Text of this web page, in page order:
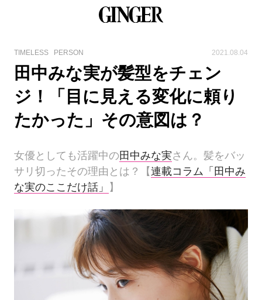
TIMELESS PERSON 2021.08.04
田中みな実が髪型をチェン
ジ！「目に見える変化に頼り
たかった」その意図は？
女優としても活躍中の 田中みな実さん。髪をバッ
サリ切ったその理由とは？【連載コラム「田中み
な実のここだけ話」
】